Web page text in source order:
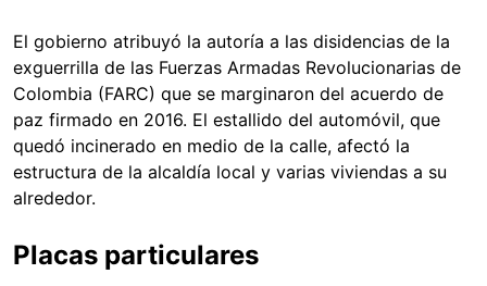
El gobierno atribuyó la autoría a las disidencias de la
exguerrilla de las Fuerzas Armadas Revolucionarias de
Colombia (FARC) que se marginaron del acuerdo de
paz firmado en 2016. El estallido del automóvil, que
quedó incinerado en medio de la calle, afectó la
estructura de la alcaldía local y varias viviendas a su
alrededor.
Placas particulares